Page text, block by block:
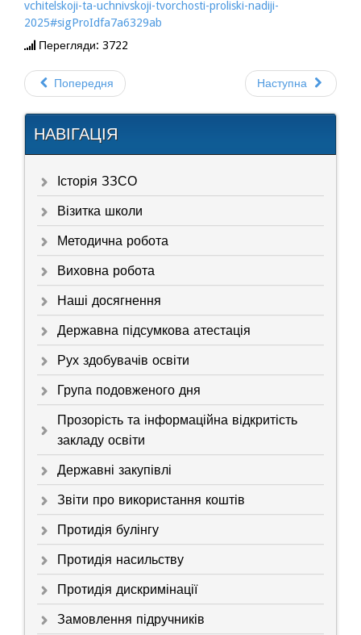
vchitelskoji-ta-uchnivskoji-tvorchosti-proliski-nadiji-
2025#sigProIdfa7a6329ab
Перегляди: 3722
Попередня Наступна
НАВІГАЦІЯ
Історія ЗЗСО
Візитка школи
Методична робота
Виховна робота
Наші досягнення
Державна підсумкова атестація
Рух здобувачів освіти
Група подовженого дня
Прозорість та інформаційна відкритість
закладу освіти
Державні закупівлі
Звіти про використання коштів
Протидія булінгу
Протидія насильству
Протидія дискримінації
Замовлення підручників